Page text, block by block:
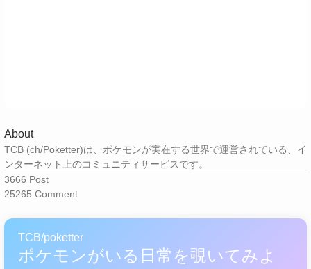
About
TCB (ch/Poketter)は、ポケモンが実在する世界で運営されている、イ
ンターネット上のコミュニティサービスです。
3666 Post
25265 Comment
TCB/poketter
ポケモンがいる日常を覗いてみよ